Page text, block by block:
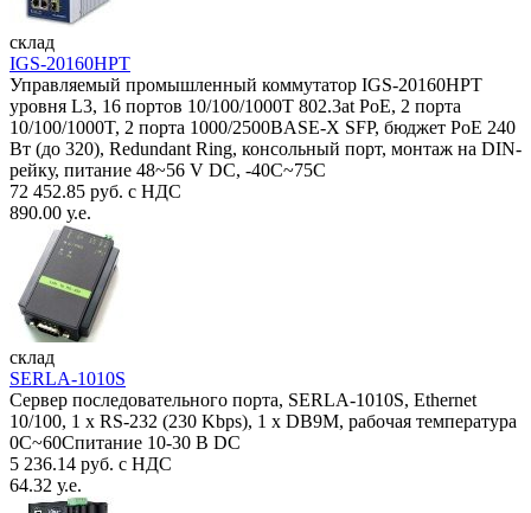
склад
IGS-20160HPT
Управляемый промышленный коммутатор IGS-20160HPT
уровня L3, 16 портов 10/100/1000T 802.3at PoE, 2 порта
10/100/1000T, 2 порта 1000/2500BASE-X SFP, бюджет PoE 240
Вт (до 320), Redundant Ring, консольный порт, монтаж на DIN-
рейку, питание 48~56 V DC, -40С~75C
72 452.85 руб. с НДС
890.00 у.е.
склад
SERLA-1010S
Сервер последовательного порта, SERLA-1010S, Ethernet
10/100, 1 x RS-232 (230 Kbps), 1 x DB9M, рабочая температура
0C~60Спитание 10-30 В DC
5 236.14 руб. с НДС
64.32 у.е.